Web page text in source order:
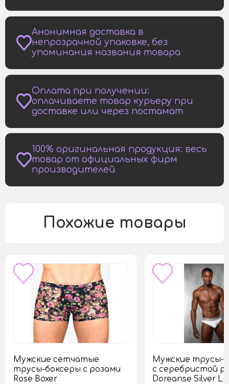
Анонимная доставка в
непрозрачной упаковке, без
упоминания названия товара
Оплата при получении:
оплачиваете товар курьеру при
доставке или через постамат
100% оригинальная продукция: весь
товар от официальных фирм
производителей
Похожие товары
Мужские сетчатые
трусы-боксеры с розами
Rose Boxer
Мужские трусы-
с серебристой
Doreanse Silver